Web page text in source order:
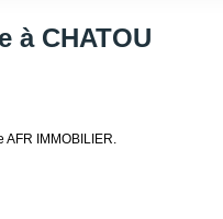
à CHATOU
IMMOBILIER.